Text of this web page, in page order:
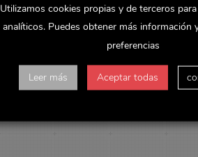
Utilizamos cookies propias y de terceros
analíticos. Puedes obtener más información
preferencias
Leer más Aceptar todas